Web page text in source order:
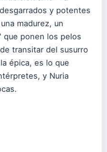
y potentes
madurez, un
ponen los pelos
transitar del susurro
épica, es lo que
y Nuria